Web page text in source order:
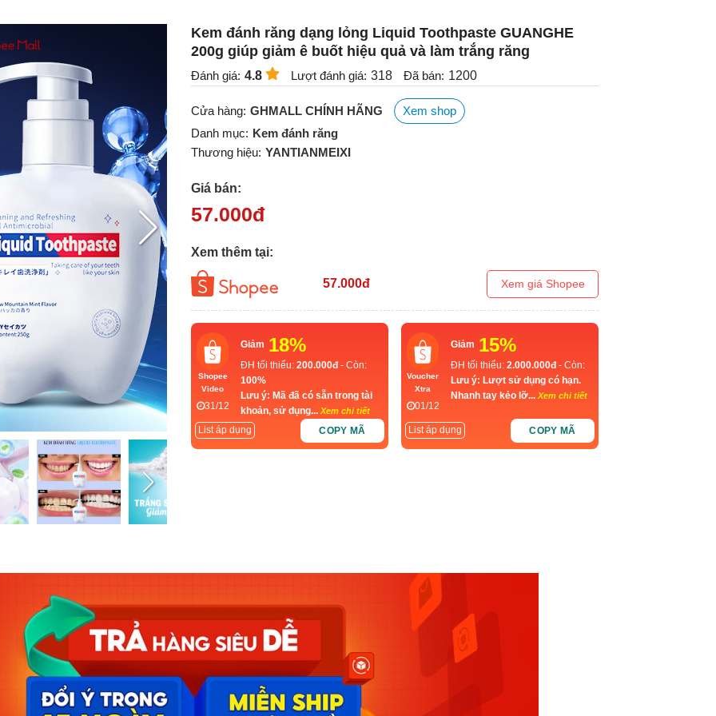
Kem đánh răng dạng lỏng Liquid Toothpaste GUANGHE
200g giúp giảm ê buốt hiệu quả và làm trắng răng
Đánh giá: 4.8 Lượt đánh giá: 318 Đã bán: 1200
Cửa hàng: GHMALL CHÍNH HÃNG
Xem shop
Danh mục: Kem đánh răng
Thương hiệu: YANTIANMEIXI
Giá bán:
57.000đ
Xem thêm tại:
57.000đ Xem giá Shopee
Shopee
Video
31/12
Giảm 18%
ĐH tối thiểu: 200.000đ - Còn:
100%
Lưu ý: Mã đã có sẵn trong tài
khoản, sử dụng... Xem chi tiết
List áp dụng COPY MÃ
Voucher
Xtra
01/12
Giảm 15%
ĐH tối thiểu: 2.000.000đ - Còn:
Lưu ý: Lượt sử dụng có hạn.
Nhanh tay kẻo lỡ... Xem chi tiết
List áp dụng COPY MÃ